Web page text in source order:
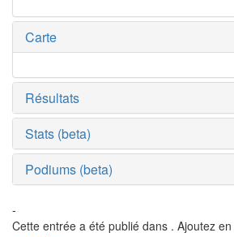
Carte
Résultats
Stats (beta)
Podiums (beta)
-
Cette entrée a été publié dans . Ajoutez